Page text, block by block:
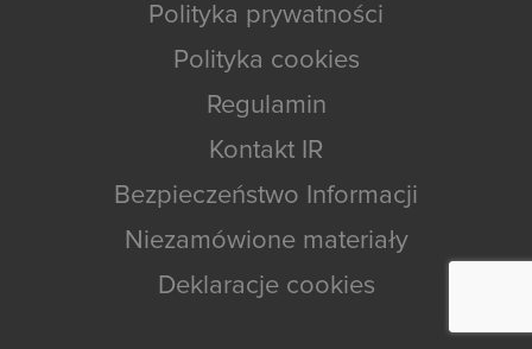
Polityka prywatności
Polityka cookies
Regulamin
Kontakt IR
Bezpieczeństwo Informacji
Niezamówione materiały
Deklaracje cookies